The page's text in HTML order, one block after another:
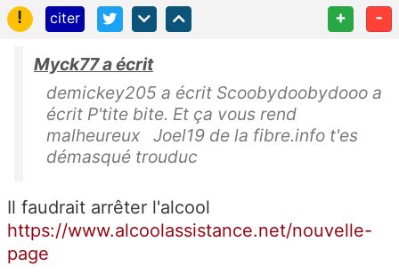
!
citer + -
Myck77 a écrit
demickey205 a écrit Scoobydoobydooo a
écrit P'tite bite. Et ça vous rend
malheureux Joel19 de la fibre.info t'es
démasqué trouduc
Il faudrait arrêter l'alcool
https://www.alcoolassistance.net/nouvelle-
page